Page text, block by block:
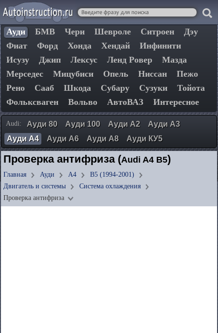
Ауди БМВ Чери Шевроле Ситроен
Дэу
Фиат
Форд Хонда Хендай
Инфинити
Исузу
Джип Лексус Ленд Ровер
Мазда
Мерседес
Мицубиси Опель Ниссан
Пежо
Рено
Сааб Шкода Субару Сузуки
Тойота
Фольксваген
Вольво АвтоВАЗ Интересное
Audi: Ауди 80 Ауди 100 Ауди А2
Ауди А3
Ауди А4
Ауди А6 Ауди А8 Ауди КУ5
Проверка антифриза (Audi A4 B5)
Главная Ауди А4
B5 (1994-2001)
Двигатель и системы
Система охлаждения
Проверка антифриза